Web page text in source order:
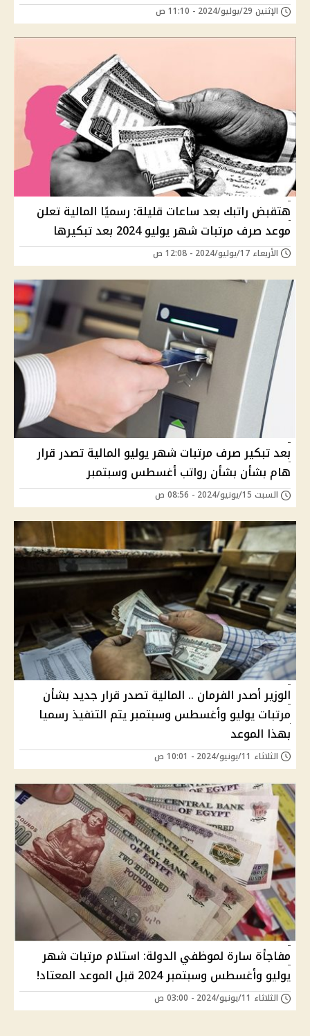
الإثنين 29/يوليو/2024 - 11:10 ص
هتقبض راتبك بعد ساعات قليلة: رسميًا المالية تعلن
موعد صرف مرتبات شهر يوليو 2024 بعد تبكيرها
الأربعاء 17/يوليو/2024 - 12:08 ص
بعد تبكير صرف مرتبات شهر يوليو المالية تصدر قرار
هام بشأن بشأن رواتب أغسطس وسبتمبر
السبت 15/يونيو/2024 - 08:56 ص
الوزير أصدر الفرمان .. المالية تصدر قرار جديد بشأن
مرتبات يوليو وأغسطس وسبتمبر يتم التنفيذ رسميا
بهذا الموعد
الثلاثاء 11/يونيو/2024 - 10:01 ص
مفاجأة سارة لموظفي الدولة: استلام مرتبات شهر
يوليو وأغسطس وسبتمبر 2024 قبل الموعد المعتاد!
الثلاثاء 11/يونيو/2024 - 03:00 ص